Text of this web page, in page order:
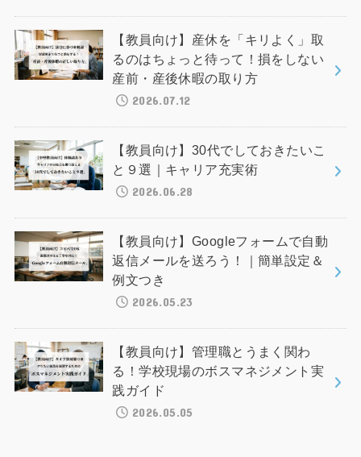
【教員向け】産休を「キリよく」取
るのはちょっと待って！損をしない
産前・産後休暇の取り方
2026.07.12
【教員向け】30代でしておきたいこ
と９選｜キャリア充実術
2026.06.28
【教員向け】Googleフォームで自動
返信メールを送ろう！｜簡単設定＆
例文つき
2026.05.23
【教員向け】管理職とうまく関わ
る！学校現場のボスマネジメント実
践ガイド
2026.05.05